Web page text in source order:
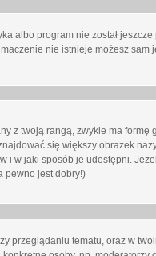
albo program nie został jeszcze
nie istnieje możesz sam
z twoją rangą, zwykle ma formę
się większy obrazek
i w jaki sposób je udostępni.
pewno jest dobry!)
przeglądaniu tematu, oraz w